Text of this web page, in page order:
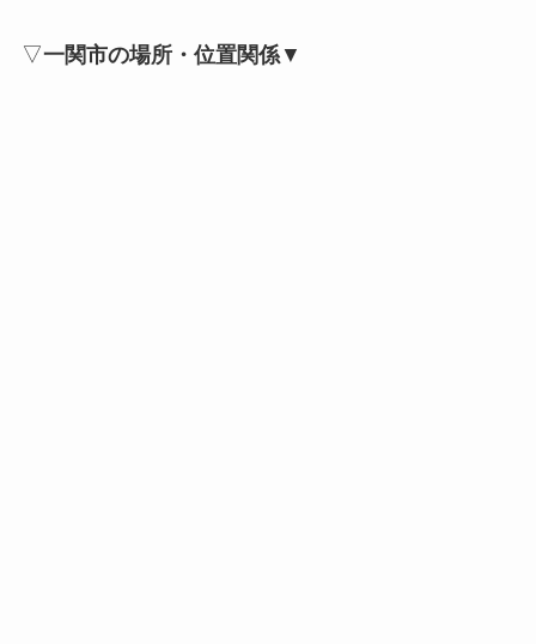
▽一関市の場所・位置関係▼